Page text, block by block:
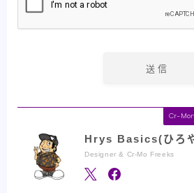
Cr-
Hrys Basics(ひろ
Designer & Cr-Mo Freeks